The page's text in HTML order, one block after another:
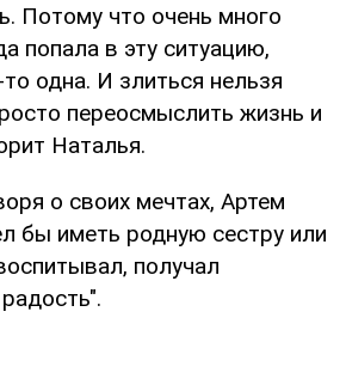
Потому что очень много
попала в эту ситуацию,
одна. И злиться нельзя
переосмыслить жизнь и
Наталья.
о своих мечтах, Артем
бы иметь родную сестру или
получал